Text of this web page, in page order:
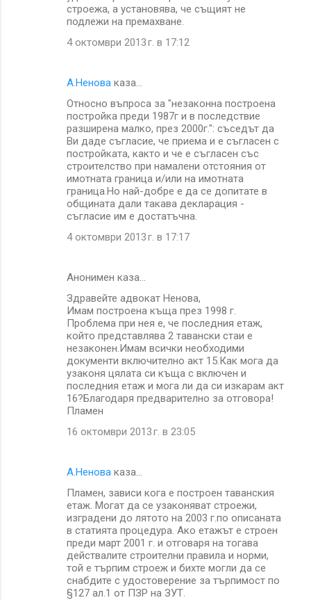
строежа, а установява, че същият не
подлежи на премахване.
4 октомври 2013 г. в 17:12
А.Ненова каза…
Относно въпроса за "незаконна построена
постройка преди 1987г и в последствие
разширена малко, през 2000г.": съседът да
Ви даде съгласие, че приема и е съгласен с
постройката, както и че е съгласен със
строителство при намалени отстояния от
имотната граница и/или на имотната
граница.Но най-добре е да се допитате в
общината дали такава декларация -
съгласие им е достатъчна.
4 октомври 2013 г. в 17:17
Анонимен каза…
Здравейте адвокат Ненова,
Имам построена къща през 1998 г.
Проблема при нея е, че последния етаж,
който представлява 2 тавански стаи е
незаконен.Имам всички необходими
документи включително акт 15.Как мога да
узаконя цялата си къща с включен и
последния етаж и мога ли да си изкарам акт
16?Благодаря предварително за отговора!
Пламен
16 октомври 2013 г. в 23:05
А.Ненова каза…
Пламен, зависи кога е построен таванския
етаж. Могат да се узаконяват строежи,
изградени до лятото на 2003 г.по описаната
в статията процедура. Ако етажът е строен
преди март 2001 г. и отговаря на тогава
действалите строителни правила и норми,
той е търпим строеж и бихте могли да се
снабдите с удостоверение за търпимост по
§127 ал.1 от ПЗР на ЗУТ.